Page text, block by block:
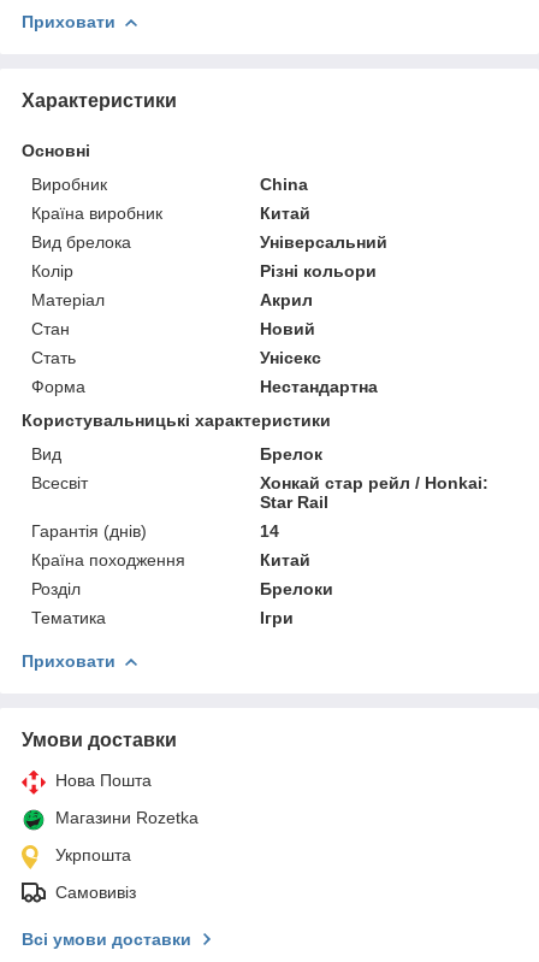
Приховати
Характеристики
Основні
Виробник
China
Країна виробник
Китай
Вид брелока
Універсальний
Колір
Різні кольори
Матеріал
Акрил
Стан
Новий
Стать
Унісекс
Форма
Нестандартна
Користувальницькі характеристики
Вид
Брелок
Всесвіт
Хонкай стар рейл / Honkai:
Star Rail
Гарантія (днів)
14
Країна походження
Китай
Розділ
Брелоки
Тематика
Ігри
Приховати
Умови доставки
Нова Пошта
Магазини Rozetka
Укрпошта
Самовивіз
Всі умови доставки